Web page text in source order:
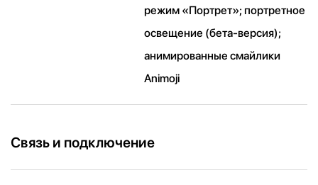
режим «Портрет»; портретное
освещение (бета-версия);
анимированные смайлики
Animoji
Связь и подключение